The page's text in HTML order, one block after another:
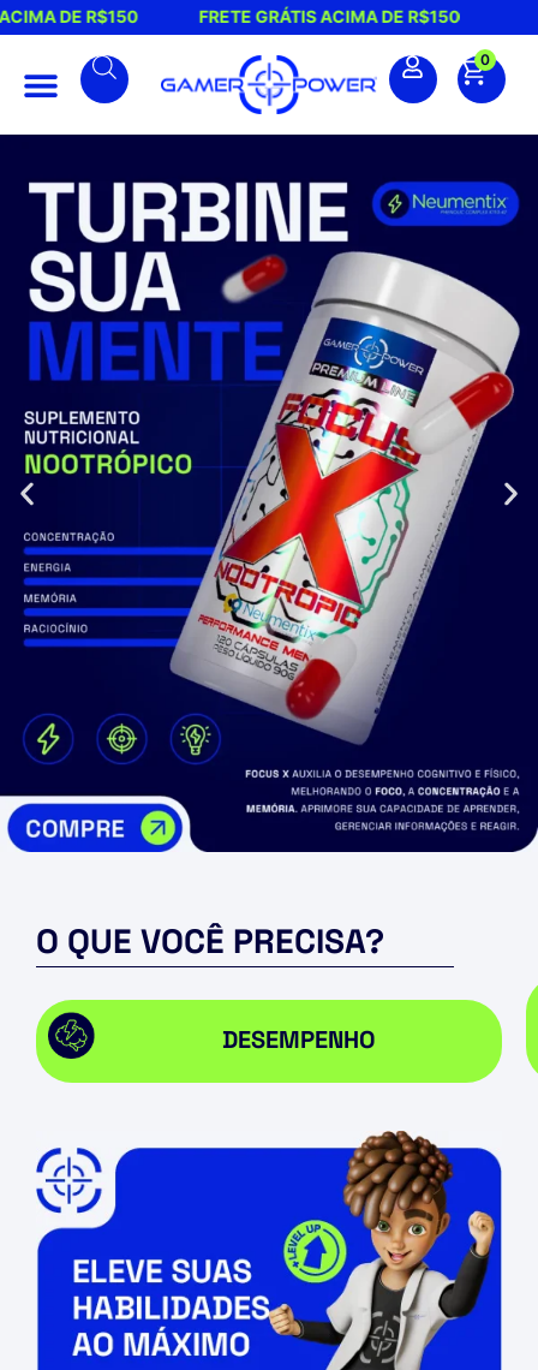
ACIMA DE R$150 FRETE GRÁTIS ACIMA DE R$150
0
O QUE VOCÊ PRECISA?
DESEMPENHO